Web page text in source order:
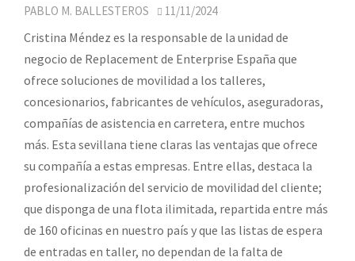
PABLO M. BALLESTEROS 11/11/2024
Cristina Méndez es la responsable de la unidad de
negocio de Replacement de Enterprise España que
ofrece soluciones de movilidad a los talleres,
concesionarios, fabricantes de vehículos, aseguradoras,
compañías de asistencia en carretera, entre muchos
más. Esta sevillana tiene claras las ventajas que ofrece
su compañía a estas empresas. Entre ellas, destaca la
profesionalización del servicio de movilidad del cliente;
que disponga de una flota ilimitada, repartida entre más
de 160 oficinas en nuestro país y que las listas de espera
de entradas en taller, no dependan de la falta de